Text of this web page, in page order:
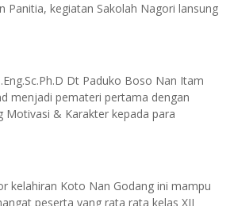
Panitia, kegiatan Sakolah Nagori lansung
Dt Paduko Boso Nan Itam
menjadi pemateri pertama dengan
Motivasi & Karakter kepada para
kelahiran Koto Nan Godang ini mampu
peserta yang rata rata kelas XII